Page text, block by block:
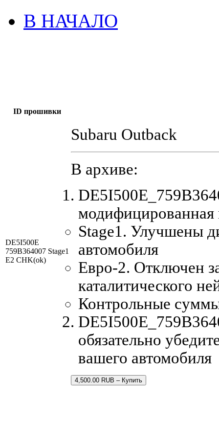
В НАЧАЛО
ID прошивки
DE5I500E
759B364007 Stage1
E2 CHK(ok)
Subaru Outback
В архиве:
Stage1. Улучшены
автомобиля
Евро-2. Отключен
каталитического
Контрольные
обязательно
вашего автомобиля
4,500.00 RUB – Купить